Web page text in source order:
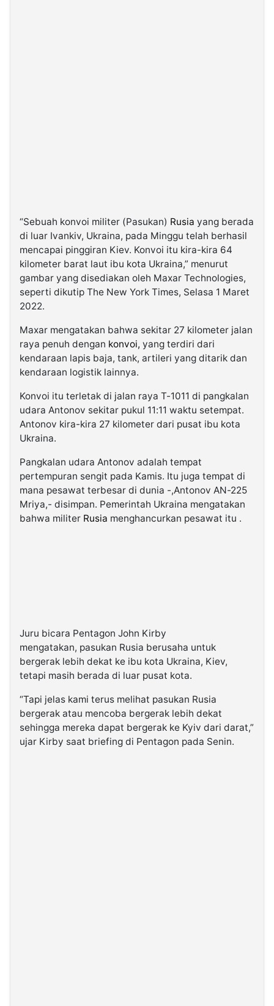
“Sebuah konvoi militer (Pasukan) Rusia yang berada
di luar Ivankiv, Ukraina, pada Minggu telah berhasil
mencapai pinggiran Kiev. Konvoi itu kira-kira 64
kilometer barat laut ibu kota Ukraina,” menurut
gambar yang disediakan oleh Maxar Technologies,
seperti dikutip The New York Times, Selasa 1 Maret
2022.
Maxar mengatakan bahwa sekitar 27 kilometer jalan
raya penuh dengan konvoi, yang terdiri dari
kendaraan lapis baja, tank, artileri yang ditarik dan
kendaraan logistik lainnya.
Konvoi itu terletak di jalan raya T-1011 di pangkalan
udara Antonov sekitar pukul 11:11 waktu setempat.
Antonov kira-kira 27 kilometer dari pusat ibu kota
Ukraina.
Pangkalan udara Antonov adalah tempat
pertempuran sengit pada Kamis. Itu juga tempat di
mana pesawat terbesar di dunia -,Antonov AN-225
Mriya,- disimpan. Pemerintah Ukraina mengatakan
bahwa militer Rusia menghancurkan pesawat itu .
Juru bicara Pentagon John Kirby
mengatakan, pasukan Rusia berusaha untuk
bergerak lebih dekat ke ibu kota Ukraina, Kiev,
tetapi masih berada di luar pusat kota.
“Tapi jelas kami terus melihat pasukan Rusia
bergerak atau mencoba bergerak lebih dekat
sehingga mereka dapat bergerak ke Kyiv dari darat,”
ujar Kirby saat briefing di Pentagon pada Senin.